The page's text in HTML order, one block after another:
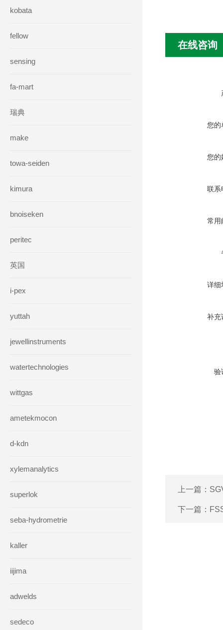
kobata
fellow
sensing
fa-mart
瑞典
make
towa-seiden
kimura
bnoiseken
peritec
英国
i-pex
yuttah
jewellinstruments
watertechnologies
wittgas
ametekmocon
d-kdn
xylemanalytics
superlok
seba-hydrometrie
kaller
iijima
adwelds
sedeco
在线咨询
您的
您的
联系
常用
详细
补充
验
上一篇：
下一篇：